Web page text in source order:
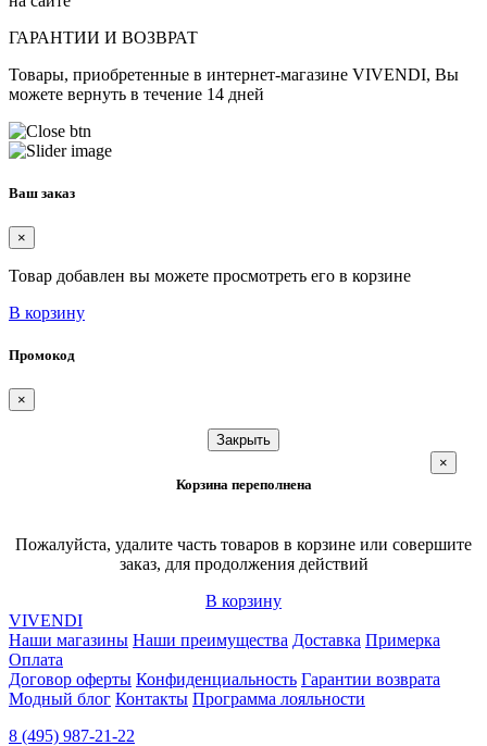
ГАРАНТИИ И ВОЗВРАТ
Товары, приобретенные в интернет-магазине VIVENDI, Вы
можете вернуть в течение 14 дней
Ваш заказ
×
Товар добавлен вы можете просмотреть его в корзине
В корзину
Промокод
×
Закрыть
Корзина переполнена
×
Пожалуйста, удалите часть товаров в корзине или совершите
заказ, для продолжения действий
В корзину
VIVENDI
Наши магазины Наши преимущества Доставка Примерка
Оплата
Договор оферты Конфиденциальность Гарантии возврата
Модный блог Контакты Программа лояльности
8 (495) 987-21-22